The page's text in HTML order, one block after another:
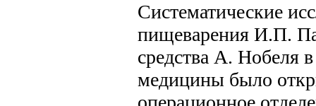
Систематические
пищеварения И.П.
средства А. Нобеля
медицины было